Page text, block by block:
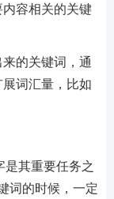
容相关的关键
的关键词，通
展词汇量，比如
是其重要任务之
词的时候，一定